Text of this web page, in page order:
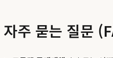
자주 묻는 질문